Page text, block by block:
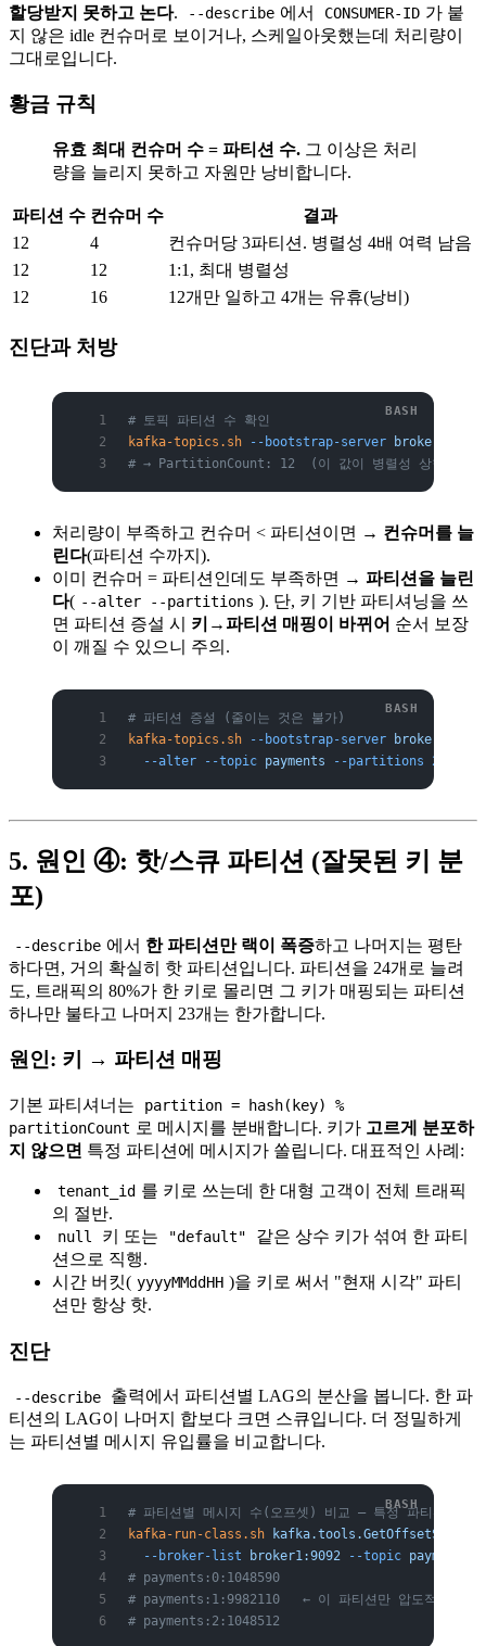
할당받지 못하고 논다. --describe 에서 CONSUMER-ID 가 붙
지 않은 idle 컨슈머로 보이거나, 스케일아웃했는데 처리량이
그대로입니다.
황금 규칙
유효 최대 컨슈머 수 = 파티션 수. 그 이상은 처리
량을 늘리지 못하고 자원만 낭비합니다.
파티션 수 컨슈머 수
결과
12
4
컨슈머당 3파티션. 병렬성 4배 여력 남음
12
12
1:1, 최대 병렬성
12
16 12개만 일하고 4개는 유휴(낭비)
진단과 처방
# 토픽 파티션 수 확인
kafka-topics.sh --bootstrap-server broker1:9092
# → PartitionCount: 12  (이 값이 병렬성 상한)
처리량이 부족하고 컨슈머 < 파티션이면 → 컨슈머를 늘
린다(파티션 수까지).
이미 컨슈머 = 파티션인데도 부족하면 → 파티션을 늘린
다( --alter --partitions ). 단, 키 기반 파티셔닝을 쓰
면 파티션 증설 시 키→파티션 매핑이 바뀌어 순서 보장
이 깨질 수 있으니 주의.
# 파티션 증설 (줄이는 것은 불가)
kafka-topics.sh --bootstrap-server broker1:9092
  --alter
--topic payments --partitions 24
5. 원인 ④: 핫/스큐 파티션 (잘못된 키 분
포)
--describe 에서 한 파티션만 랙이 폭증하고 나머지는 평탄
하다면, 거의 확실히 핫 파티션입니다. 파티션을 24개로 늘려
도, 트래픽의 80%가 한 키로 몰리면 그 키가 매핑되는 파티션
하나만 불타고 나머지 23개는 한가합니다.
원인: 키 → 파티션 매핑
기본 파티셔너는
partition = hash(key) %
partitionCount 로 메시지를 분배합니다. 키가 고르게 분포하
지 않으면 특정 파티션에 메시지가 쏠립니다. 대표적인 사례:
tenant_id 를 키로 쓰는데 한 대형 고객이 전체 트래픽
의 절반.
null 키 또는 "default"
같은 상수 키가 섞여 한 파티
션으로 직행.
시간 버킷( yyyyMMddHH )을 키로 써서 "현재 시각" 파티
션만 항상 핫.
진단
--describe
출력에서 파티션별 LAG의 분산을 봅니다. 한 파
티션의 LAG이 나머지 합보다 크면 스큐입니다. 더 정밀하게
는 파티션별 메시지 유입률을 비교합니다.
# 파티션별 메시지 수(오프셋) 비교 — 특정 파티션만 빠
kafka-run-class.sh kafka.tools.GetOffsetShell
  --broker-list
broker1:9092 --topic payments
# payments:0:1048590
# payments:1:9982110   ← 이 파티션만 압도적으로 많
# payments:2:1048512